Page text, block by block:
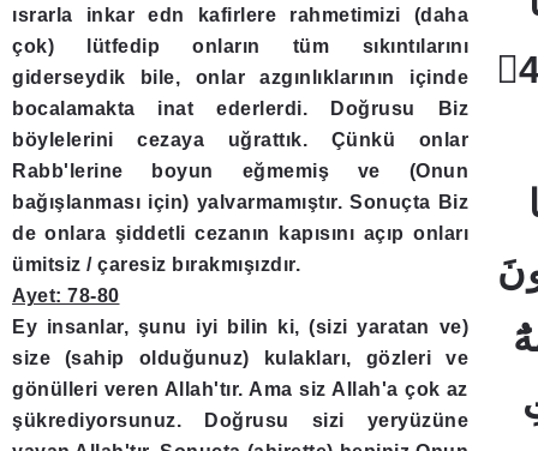
ısrarla inkar edn kafirlere rahmetimizi (daha
çok) lütfedip onların tüm sıkıntılarını
giderseydik bile, onlar azgınlıklarının içinde
bocalamakta inat ederlerdi. Doğrusu Biz
böylelerini cezaya uğrattık. Çünkü onlar
Rabb'lerine boyun eğmemiş ve (Onun
bağışlanması için) yalvarmamıştır. Sonuçta Biz
de onlara şiddetli cezanın kapısını açıp onları
ümitsiz / çaresiz bırakmışızdır.
Ayet: 78-80
Ey insanlar, şunu iyi bilin ki, (sizi yaratan ve)
size (sahip olduğunuz) kulakları, gözleri ve
gönülleri veren Allah'tır. Ama siz Allah'a çok az
şükrediyorsunuz. Doğrusu sizi yeryüzüne